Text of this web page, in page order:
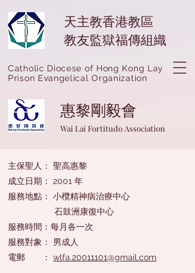
天主教香港教區
教友監獄福傳組織
Catholic Diocese of Hong Kong Lay
Prison Evangelical Organization
惠黎剛毅會
Wai Lai Fortitudo Association
主保聖人： 聖高惠黎
成立日期： 2001 年
服務地點： 小欖精神病治療中心
石鼓洲康復中心
服務時間：每月各一次
服務對象： 男成人
​電郵 ： wlfa.20011101@gmail.com